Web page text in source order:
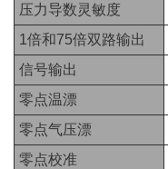
压力导数灵敏度
1倍和75倍双路输出
信号输出
零点温漂
零点气压漂
零点校准